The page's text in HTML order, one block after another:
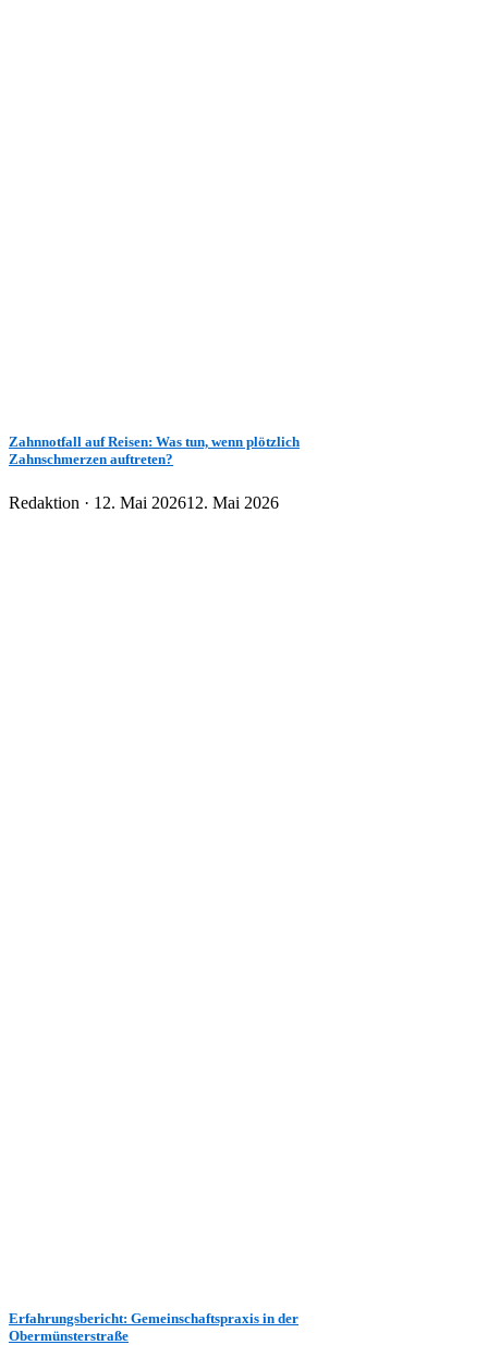
Zahnnotfall auf Reisen: Was tun, wenn plötzlich
Zahnschmerzen auftreten?
Redaktion · Veröffentlicht
12. Mai 202612. Mai 2026
Erfahrungsbericht: Gemeinschaftspraxis in der
Obermünsterstraße